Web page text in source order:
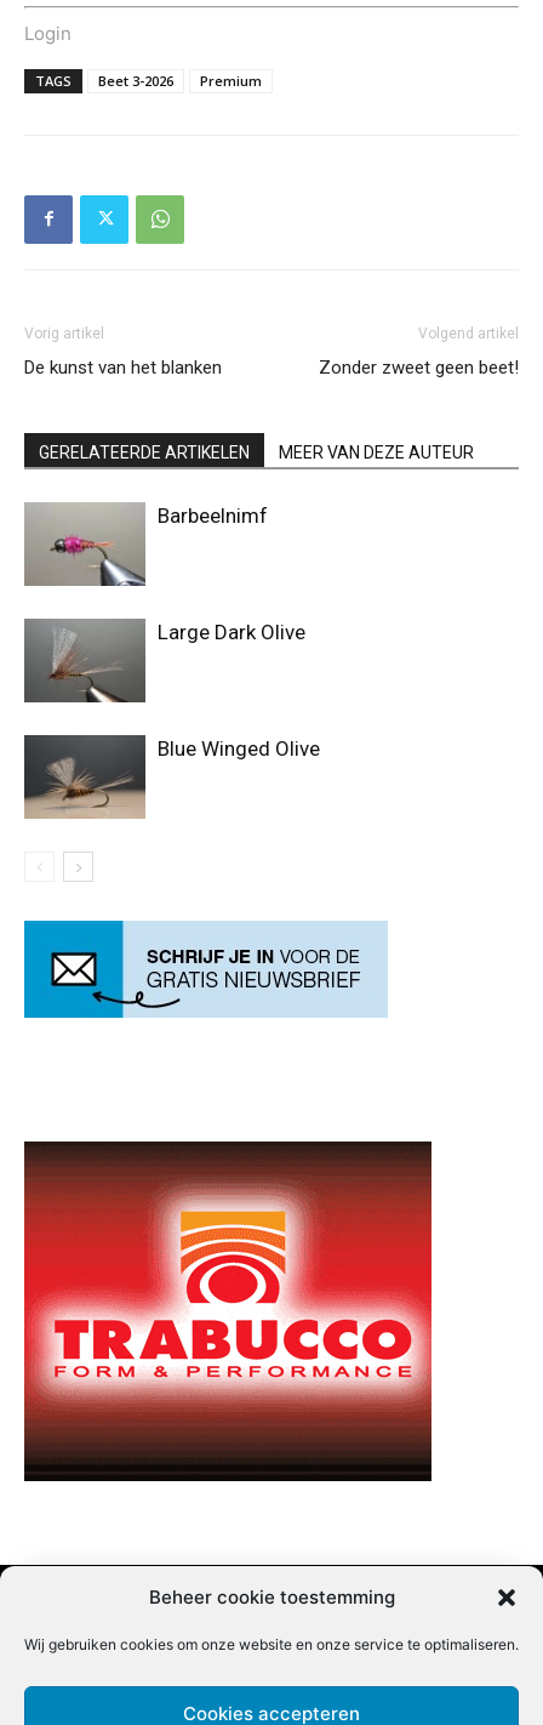
Beheer cookie toestemming
Wij gebruiken cookies om onze website en onze service te optimaliseren.
Cookies accepteren
Login
TAGS Beet 3-2026 Premium
Vorig artikel
De kunst van het blanken
Volgend artikel
Zonder zweet geen beet!
GERELATEERDE ARTIKELEN MEER VAN DEZE AUTEUR
Barbeelnimf
Large Dark Olive
Blue Winged Olive
Nieuwsbrief inschrijven | Partner content